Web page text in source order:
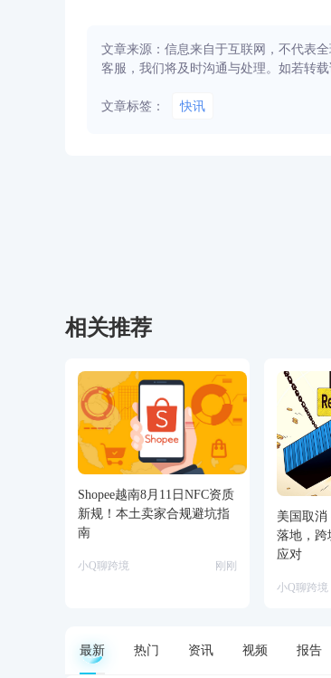
文章来源：信息来自于互联网，不代表
客服，我们将及时沟通与处理。如若转载
文章标签： 快讯
相关推荐
Shopee越南8月11日NFC资质
新规！本土卖家合规避坑指
南
小Q聊跨境 刚刚
美国取消
落地，跨
应对
小Q聊跨境
最新 热门 资讯 视频 报告